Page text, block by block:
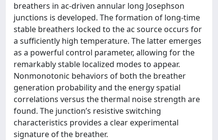
breathers in ac-driven annular long Josephson
junctions is developed. The formation of long-time
stable breathers locked to the ac source occurs for
a sufficiently high temperature. The latter emerges
as a powerful control parameter, allowing for the
remarkably stable localized modes to appear.
Nonmonotonic behaviors of both the breather
generation probability and the energy spatial
correlations versus the thermal noise strength are
found. The junction’s resistive switching
characteristics provides a clear experimental
signature of the breather.